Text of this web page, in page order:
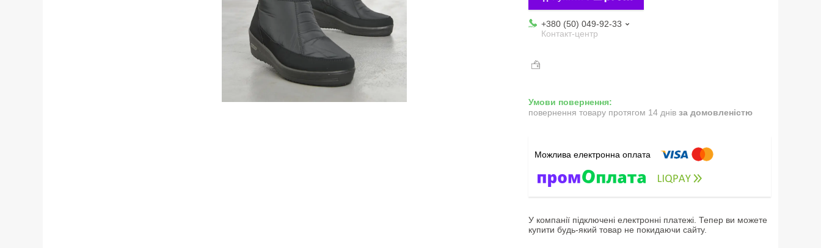
+380 (50) 049-92-33
Контакт-центр
повернення товару протягом 14 днів за домовленістю
У компанії підключені електронні платежі. Тепер ви можете
купити будь-який товар не покидаючи сайту.